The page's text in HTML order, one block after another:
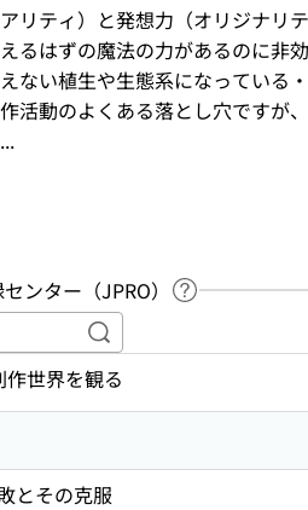
リティ）と発想力（オリジナリ
るはずの魔法の力があるのに非
ない植生や生態系になっている
活動のよくある落とし穴ですが
ンター（JPRO）
ヘルプページ
キーワードで目次内を検
世界を観る
とその克服